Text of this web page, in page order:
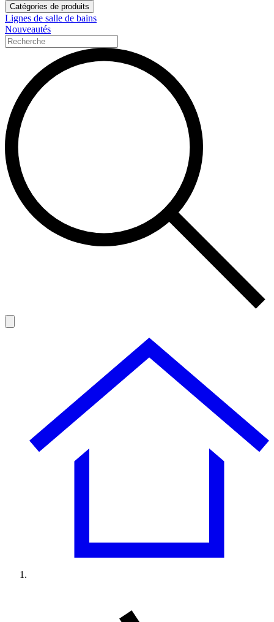
Catégories de produits
Lignes de salle de bains
Nouveautés